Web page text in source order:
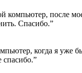
компьютер, после
Спасибо.”
когда я уже
спасибо.”